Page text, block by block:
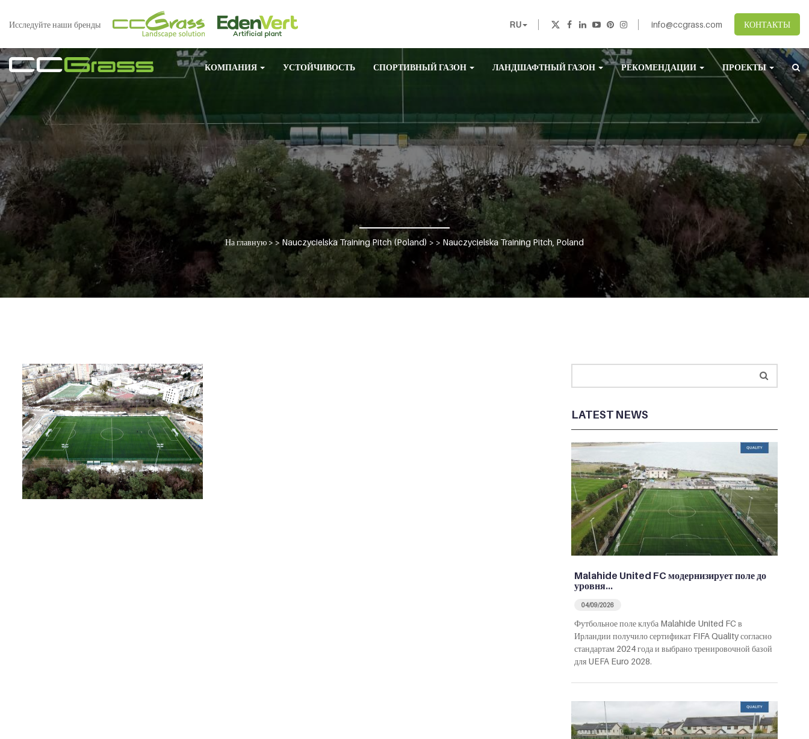
Исследуйте наши бренды RU info@ccgrass.com КОНТАКТЫ
КОМПАНИЯ УСТОЙЧИВОСТЬ СПОРТИВНЫЙ ГАЗОН ЛАНДШАФТНЫЙ ГАЗОН РЕКОМЕНДАЦИИ ПРОЕКТЫ
На главную > > Nauczycielska Training Pitch (Poland) > > Nauczycielska Training Pitch, Poland
LATEST NEWS
Malahide United FC модернизирует поле до
уровня…
04/09/2026
Футбольное поле клуба Malahide United FC в
Ирландии получило сертификат FIFA Quality согласно
стандартам 2024 года и выбрано тренировочной базой
для UEFA Euro 2028.